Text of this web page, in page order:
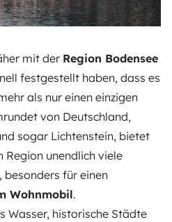
mit der Region Bodensee
festgestellt haben, dass es
als nur einen einzigen
von Deutschland,
sogar Lichtenstein, bietet
unendlich viele
für einen
Wohnmobil.
Wasser, historische Städte